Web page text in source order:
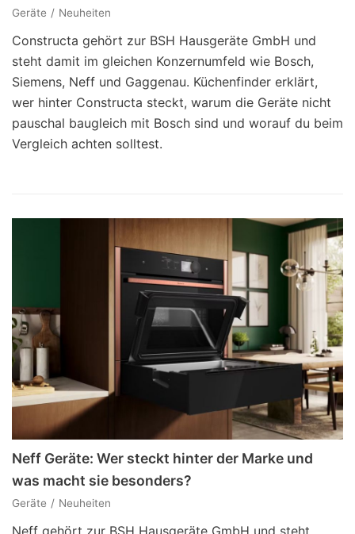
Geräte Neuheiten
Constructa gehört zur BSH Hausgeräte GmbH und
steht damit im gleichen Konzernumfeld wie Bosch,
Siemens, Neff und Gaggenau. Küchenfinder erklärt,
wer hinter Constructa steckt, warum die Geräte nicht
pauschal baugleich mit Bosch sind und worauf du beim
Vergleich achten solltest.
Neff Geräte: Wer steckt hinter der Marke und
was macht sie besonders?
Geräte Neuheiten
Neff gehört zur BSH Hausgeräte GmbH und steht